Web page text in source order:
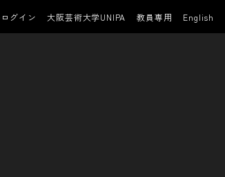
グイン 大阪芸術大学UNIPA 教員専用 English